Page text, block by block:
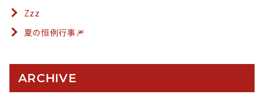
Zzz
夏の恒例行事🎆
ARCHIVE